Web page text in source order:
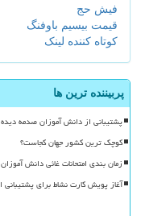
فیش حج
قیمت بیسیم باوفنگ
کوتاه کننده لینک
پربیننده ترین ها
پشتیبانی از دانش آموزان صدمه
کوچک ترین کشور جهان کجاست؟
زمان بندی امتحانات غائی دانش
آغاز پویش کارت نشاط برای